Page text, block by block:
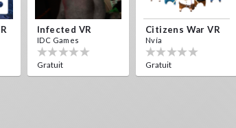
Infected VR
IDC Games
Gratuit
Citizens War VR
Nvía
Gratuit